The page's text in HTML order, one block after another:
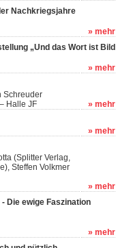
Nachkriegsjahre
» mehr
„Und das Wort ist Bild
» mehr
Schreuder
Halle JF
» mehr
» mehr
(Splitter Verlag,
Steffen Volkmer
» mehr
Die ewige Faszination
» mehr